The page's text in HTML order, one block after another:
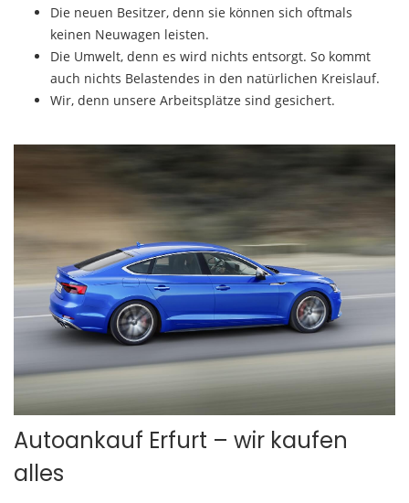
Die neuen Besitzer, denn sie können sich oftmals
keinen Neuwagen leisten.
Die Umwelt, denn es wird nichts entsorgt. So kommt
auch nichts Belastendes in den natürlichen Kreislauf.
Wir, denn unsere Arbeitsplätze sind gesichert.
Autoankauf Erfurt – wir kaufen
alles